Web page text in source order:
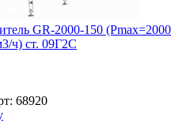
GR-2000-150
ч) ст. 09Г2С
68920